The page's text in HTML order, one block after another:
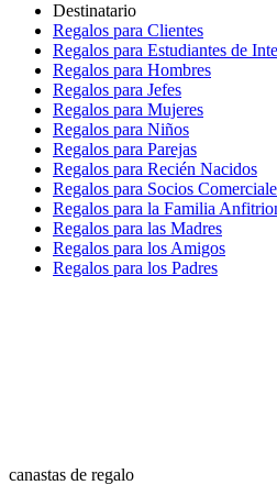
Destinatario
Regalos para Clientes
Regalos para Estudiantes de
Regalos para Hombres
Regalos para Jefes
Regalos para Mujeres
Regalos para Niños
Regalos para Parejas
Regalos para Recién Nacidos
Regalos para Socios
Regalos para la Familia
Regalos para las Madres
Regalos para los Amigos
Regalos para los Padres
canastas de regalo